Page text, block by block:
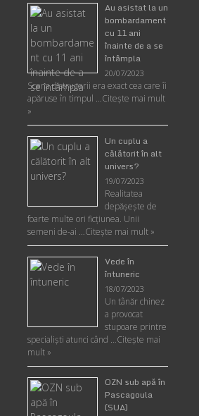
Au asistat la un
bombardament
cu 11 ani
înainte de a se
întâmpla
20/07/2023
Scena distrugerii era exact cea care îi
apăruse în timpul …Citește mai mult
»
Un cuplu a
călătorit în alt
univers?
19/07/2023
Realitatea
depăşeşte de
foarte multe ori ficţiunea. Unii
semeni de-ai …Citește mai mult »
Vede în
întuneric
18/07/2023
Un tânăr chinez
a provocat
stupoare printre
specialişti atunci când …Citește mai
mult »
OZN sub apă în
Pascagoula
(SUA)